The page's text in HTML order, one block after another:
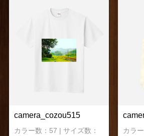
camera_cozou515
カラー数：57 | サイズ数：
カラ